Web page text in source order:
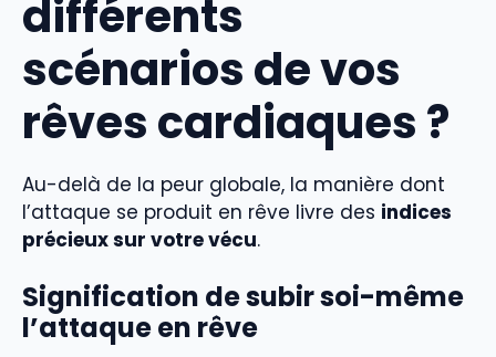
différents
scénarios de vos
rêves cardiaques ?
Au-delà de la peur globale, la manière dont
l’attaque se produit en rêve livre des indices
précieux sur votre vécu.
Signification de subir soi-même
l’attaque en rêve